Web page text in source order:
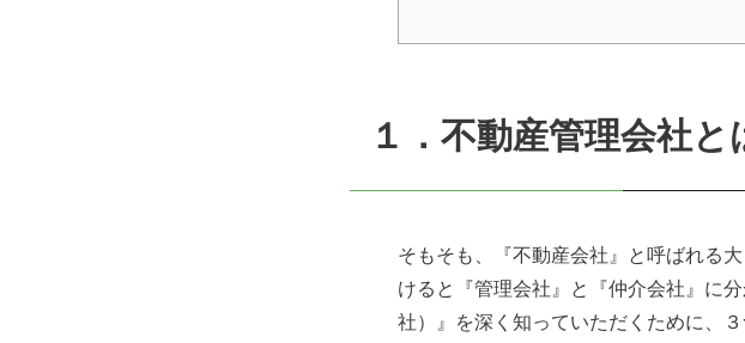
１．不動産管理会社と
そもそも、『不動産会社』と呼ばれる
けると『管理会社』と『仲介会社』に
社）』を深く知っていただくために、